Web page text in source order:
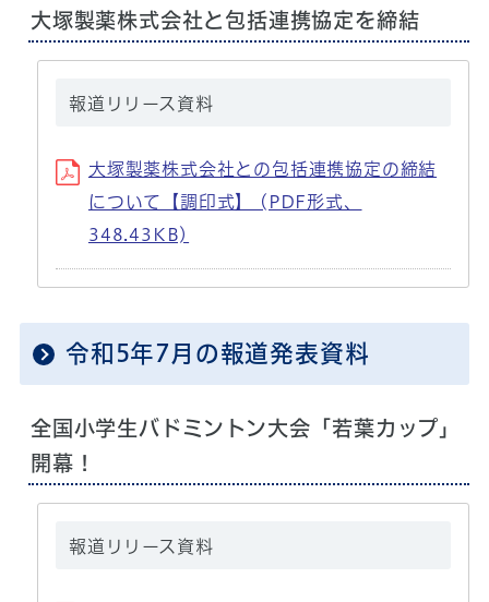
大塚製薬株式会社と包括連携協定を締結
報道リリース資料
大塚製薬株式会社との包括連携協定の締結
について【調印式】 (PDF形式、
348.43KB)
令和5年7月の報道発表資料
全国小学生バドミントン大会「若葉カップ」
開幕！
報道リリース資料